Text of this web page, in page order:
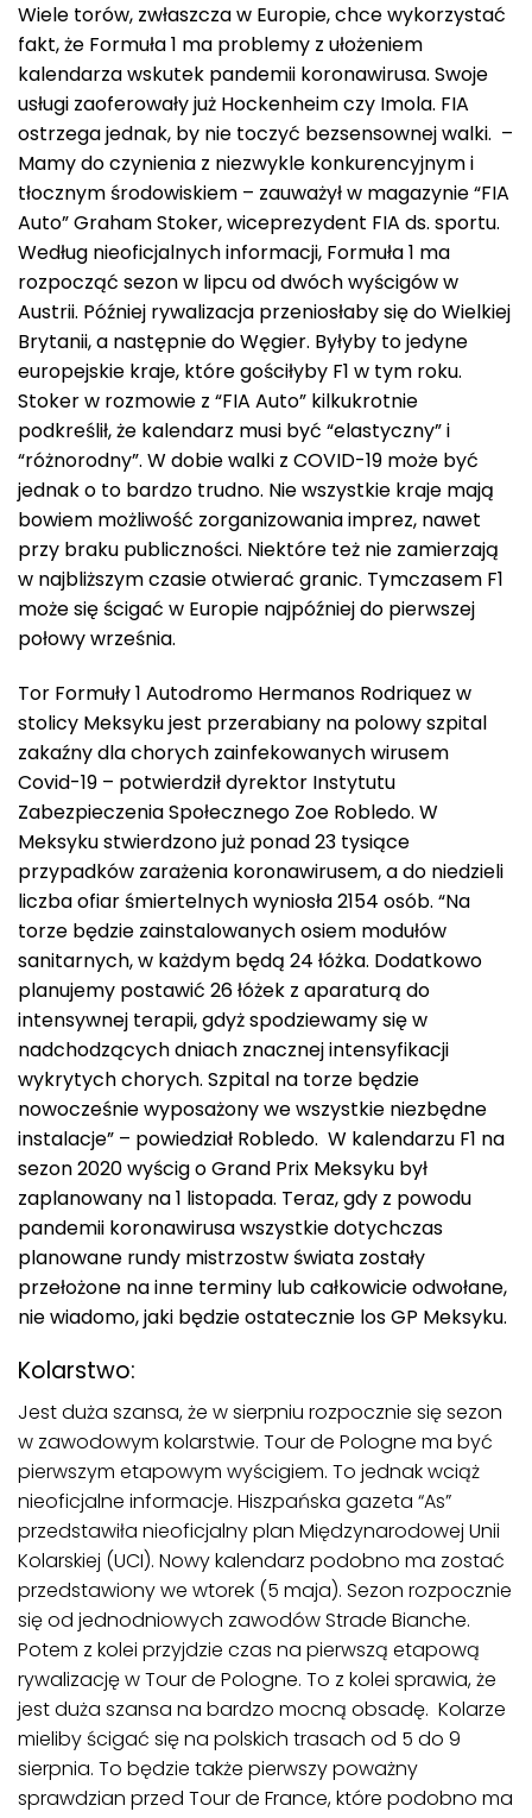
Wiele torów, zwłaszcza w Europie, chce wykorzystać
fakt, że Formuła 1 ma problemy z ułożeniem
kalendarza wskutek pandemii koronawirusa. Swoje
usługi zaoferowały już Hockenheim czy Imola. FIA
ostrzega jednak, by nie toczyć bezsensownej walki. –
Mamy do czynienia z niezwykle konkurencyjnym i
tłocznym środowiskiem – zauważył w magazynie “FIA
Auto” Graham Stoker, wiceprezydent FIA ds. sportu.
Według nieoficjalnych informacji, Formuła 1 ma
rozpocząć sezon w lipcu od dwóch wyścigów w
Austrii. Później rywalizacja przeniosłaby się do Wielkiej
Brytanii, a następnie do Węgier. Byłyby to jedyne
europejskie kraje, które gościłyby F1 w tym roku.
Stoker w rozmowie z “FIA Auto” kilkukrotnie
podkreślił, że kalendarz musi być “elastyczny” i
“różnorodny”. W dobie walki z COVID-19 może być
jednak o to bardzo trudno. Nie wszystkie kraje mają
bowiem możliwość zorganizowania imprez, nawet
przy braku publiczności. Niektóre też nie zamierzają
w najbliższym czasie otwierać granic. Tymczasem F1
może się ścigać w Europie najpóźniej do pierwszej
połowy września.
Tor Formuły 1 Autodromo Hermanos Rodriquez w
stolicy Meksyku jest przerabiany na polowy szpital
zakaźny dla chorych zainfekowanych wirusem
Covid-19 – potwierdził dyrektor Instytutu
Zabezpieczenia Społecznego Zoe Robledo. W
Meksyku stwierdzono już ponad 23 tysiące
przypadków zarażenia koronawirusem, a do niedzieli
liczba ofiar śmiertelnych wyniosła 2154 osób. “Na
torze będzie zainstalowanych osiem modułów
sanitarnych, w każdym będą 24 łóżka. Dodatkowo
planujemy postawić 26 łóżek z aparaturą do
intensywnej terapii, gdyż spodziewamy się w
nadchodzących dniach znacznej intensyfikacji
wykrytych chorych. Szpital na torze będzie
nowocześnie wyposażony we wszystkie niezbędne
instalacje” – powiedział Robledo. W kalendarzu F1 na
sezon 2020 wyścig o Grand Prix Meksyku był
zaplanowany na 1 listopada. Teraz, gdy z powodu
pandemii koronawirusa wszystkie dotychczas
planowane rundy mistrzostw świata zostały
przełożone na inne terminy lub całkowicie odwołane,
nie wiadomo, jaki będzie ostatecznie los GP Meksyku.
Kolarstwo:
Jest duża szansa, że w sierpniu rozpocznie się sezon
w zawodowym kolarstwie. Tour de Pologne ma być
pierwszym etapowym wyścigiem. To jednak wciąż
nieoficjalne informacje. Hiszpańska gazeta “As”
przedstawiła nieoficjalny plan Międzynarodowej Unii
Kolarskiej (UCI). Nowy kalendarz podobno ma zostać
przedstawiony we wtorek (5 maja). Sezon rozpocznie
się od jednodniowych zawodów Strade Bianche.
Potem z kolei przyjdzie czas na pierwszą etapową
rywalizację w Tour de Pologne. To z kolei sprawia, że
jest duża szansa na bardzo mocną obsadę. Kolarze
mieliby ścigać się na polskich trasach od 5 do 9
sierpnia. To będzie także pierwszy poważny
sprawdzian przed Tour de France, które podobno ma